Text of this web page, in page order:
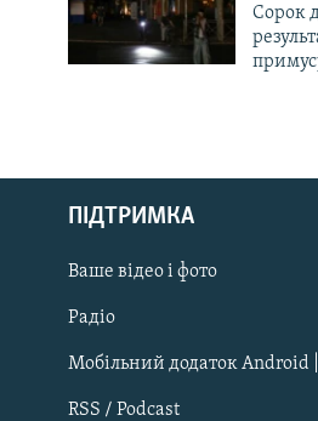
Русский
Qırımtatar
ДОЛУЧАЙСЯ!
Сорок
ПІДТРИМКА
Ваше відео і фото
Радіо
Мобільний додаток Android
RSS / Podcast